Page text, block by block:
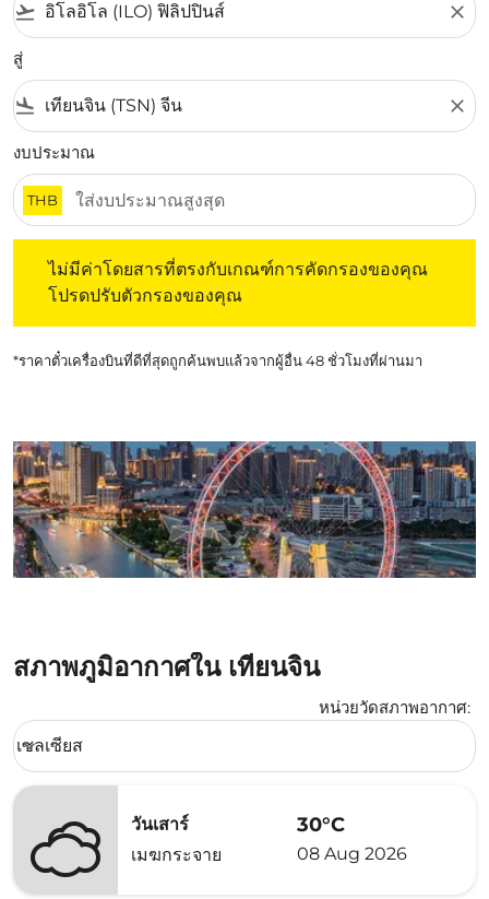
flight_takeoff close
สู่
flight_land close
งบประมาณ
THB
ไม่มีค่าโดยสารที่ตรงกับเกณฑ์การคัดกรองของคุณ
โปรดปรับตัวกรองของคุณ
*ราคาตั๋วเครื่องบินที่ดีที่สุดถูกค้นพบแล้วจากผู้อื่น 48 ชั่วโมงที่ผ่านมา
สภาพภูมิอากาศใน เทียนจิน
หน่วยวัดสภาพอากาศ:
Weather unit option เซลเซียส Selected
เซลเซียส
keyboard_arrow_down
วันเสาร์
เมฆกระจาย
30°C
08 Aug 2026